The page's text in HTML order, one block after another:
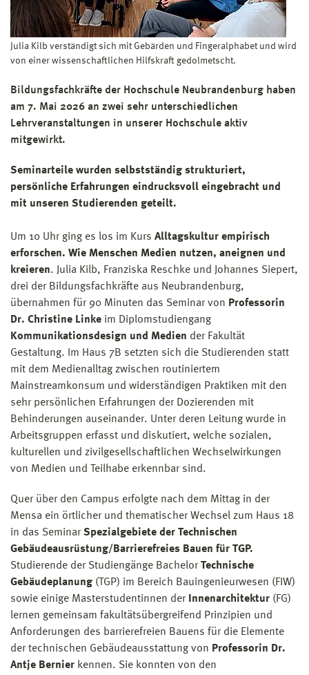
Julia Kilb verständigt sich mit Gebärden und Fingeralphabet und wird
von einer wissenschaftlichen Hilfskraft gedolmetscht.
Bildungsfachkräfte der Hochschule Neubrandenburg haben
am 7. Mai 2026 an zwei sehr unterschiedlichen
Lehrveranstaltungen in unserer Hochschule aktiv
mitgewirkt.
Seminarteile wurden selbstständig strukturiert,
persönliche Erfahrungen eindrucksvoll eingebracht und
mit unseren Studierenden geteilt.
Um 10 Uhr ging es los im Kurs Alltagskultur empirisch
erforschen. Wie Menschen Medien nutzen, aneignen und
kreieren. Julia Kilb, Franziska Reschke und Johannes Siepert,
drei der Bildungsfachkräfte aus Neubrandenburg,
übernahmen für 90 Minuten das Seminar von Professorin
Dr. Christine Linke im Diplomstudiengang
Kommunikationsdesign und Medien der Fakultät
Gestaltung. Im Haus 7B setzten sich die Studierenden statt
mit dem Medienalltag zwischen routiniertem
Mainstreamkonsum und widerständigen Praktiken mit den
sehr persönlichen Erfahrungen der Dozierenden mit
Behinderungen auseinander. Unter deren Leitung wurde in
Arbeitsgruppen erfasst und diskutiert, welche sozialen,
kulturellen und zivilgesellschaftlichen Wechselwirkungen
von Medien und Teilhabe erkennbar sind.
Quer über den Campus erfolgte nach dem Mittag in der
Mensa ein örtlicher und thematischer Wechsel zum Haus 18
in das SeminarSpezialgebiete der Technischen
Gebäudeausrüstung/Barrierefreies Bauen für TGP.
Studierende der Studiengänge BachelorTechnische
Gebäudeplanung(TGP) im Bereich Bauingenieurwesen (FIW)
sowie einige Masterstudentinnen der Innenarchitektur (FG)
lernen gemeinsam fakultätsübergreifend Prinzipien und
Anforderungen des barrierefreien Bauens für die Elemente
der technischen Gebäudeausstattung von Professorin Dr.
Antje Bernier kennen. Sie konnten von den